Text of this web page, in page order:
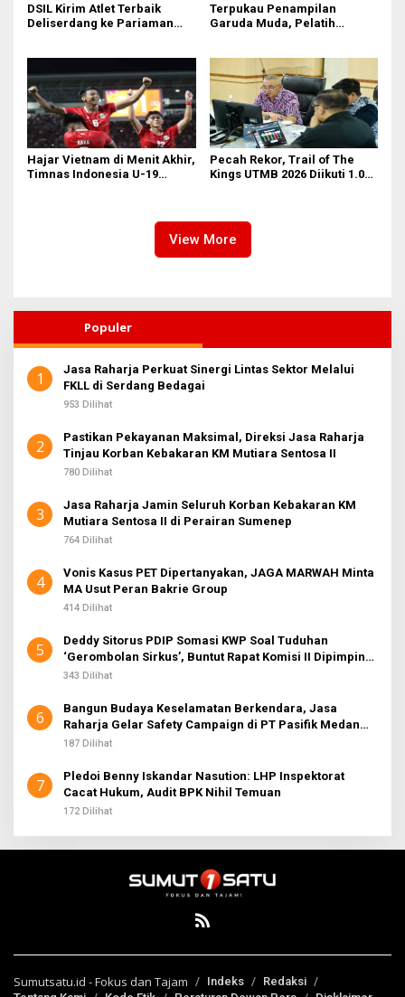
DSIL Kirim Atlet Terbaik
Deliserdang ke Pariaman
Terpukau Penampilan
Garuda Muda, Pelatih
Aksi Timnas U-19
Hajar Vietnam di Menit Akhir,
Timnas Indonesia U-19
Pecah Rekor, Trail of The
Kings UTMB 2026 Diikuti 1.015
View More
Populer
1
Jasa Raharja Perkuat Sinergi Lintas Sektor Melalui
FKLL di Serdang Bedagai
953 Dilihat
2
Pastikan Pekayanan Maksimal, Direksi Jasa Raharja
Tinjau Korban Kebakaran KM Mutiara Sentosa II
780 Dilihat
3
Jasa Raharja Jamin Seluruh Korban Kebakaran KM
Mutiara Sentosa II di Perairan Sumenep
764 Dilihat
4
Vonis Kasus PET Dipertanyakan, JAGA MARWAH Minta
MA Usut Peran Bakrie Group
414 Dilihat
5
Deddy Sitorus PDIP Somasi KWP Soal Tuduhan
‘Gerombolan Sirkus’, Buntut Rapat Komisi II Dipimpin
Sufmi Dasco Ahmad
343 Dilihat
6
Bangun Budaya Keselamatan Berkendara, Jasa
Raharja Gelar Safety Campaign di PT Pasifik Medan
Industri
187 Dilihat
7
Pledoi Benny Iskandar Nasution: LHP Inspektorat
Cacat Hukum, Audit BPK Nihil Temuan
172 Dilihat
Sumutsatu.id - Fokus dan Tajam Indeks
Redaksi